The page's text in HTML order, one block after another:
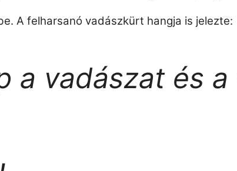
A felharsanó vadászkürt hangja is jelezte:
a vadászat és